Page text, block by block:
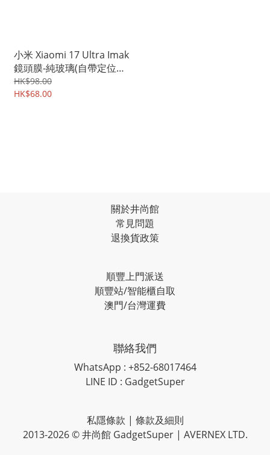
小米 Xiaomi 17 Ultra Imak
鏡頭膜-純玻璃(自帶定位版)
鏡頭防爆保護貼 強化鋼化
玻璃貼膜 1100A
HK$98.00
HK$68.00
關於井尚館
常見問題
退換貨政策
順豐上門派送
順豐站/智能櫃自取
澳門/台灣運費
聯絡我們
WhatsApp : +852-68017464
LINE ID : GadgetSuper
私隱條款 | 條款及細則
2013-2026 © 井尚館 GadgetSuper | AVERNEX LTD.